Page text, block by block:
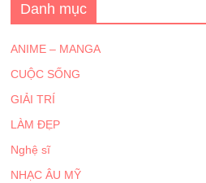
Danh mục
ANIME – MANGA
CUỘC SỐNG
GIẢI TRÍ
LÀM ĐẸP
Nghệ sĩ
NHẠC ÂU MỸ